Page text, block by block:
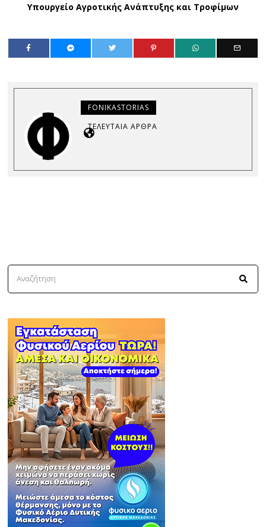
Υπουργείο Αγροτικής Ανάπτυξης και Τροφίμων
FONIKASTORIAS
ΤΕΛΕΥΤΑΊΑ ΆΡΘΡΑ